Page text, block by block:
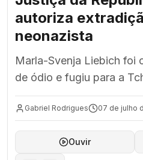
autoriza
neonazista
Marla-Svenja Liebich foi
de ódio e fugiu para a
Gabriel Rodrigues 07 de julho
Ouvir